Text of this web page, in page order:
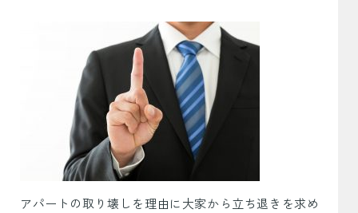
アパートの取り壊しを理由に大家から立ち退きを求め